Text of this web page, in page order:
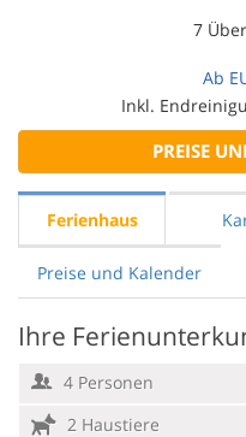
7
Ab
Inkl.
PREISE
Ferienhaus
Preise und Kalender
Ihre
4 Personen
2 Haustiere